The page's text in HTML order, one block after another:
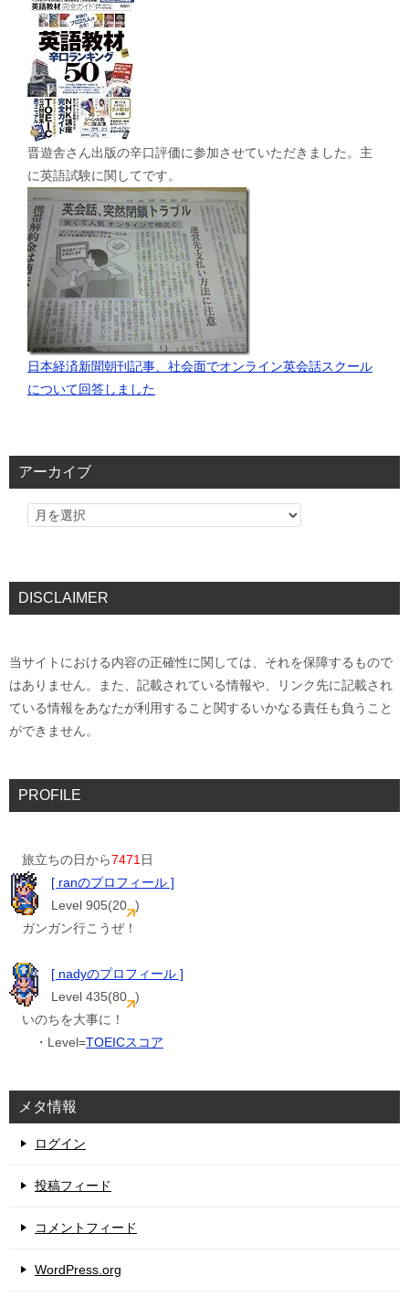
晋遊舎さん出版の辛口評価に参加させていただきました。主
に英語試験に関してです。
日本経済新聞朝刊記事、社会面でオンライン英会話スクール
について回答しました
アーカイブ
DISCLAIMER
当サイトにおける内容の正確性に関しては、それを保障するもので
はありません。また、記載されている情報や、リンク先に記載され
ている情報をあなたが利用すること関するいかなる責任も負うこと
ができません。
PROFILE
旅立ちの日から7471日
[ ranのプロフィール ]
Level 905(20 )
ガンガン行こうぜ！
[ nadyのプロフィール ]
Level 435(80 )
いのちを大事に！
・Level=TOEICスコア
メタ情報
ログイン
投稿フィード
コメントフィード
WordPress.org